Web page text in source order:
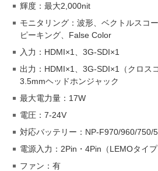
輝度：最大2,000nit
モニタリング：波形、ベクトルスコ
ピーキング、False Color
入力：HDMI×1、3G-SDI×1
出力：HDMI×1、3G-SDI×1（クロス
3.5mmヘッドホンジャック
最大電力量：17W
電圧：7-24V
対応バッテリー：NP-F970/960/750/
電源入力：2Pin・4Pin（LEMOタイプ
ファン：有